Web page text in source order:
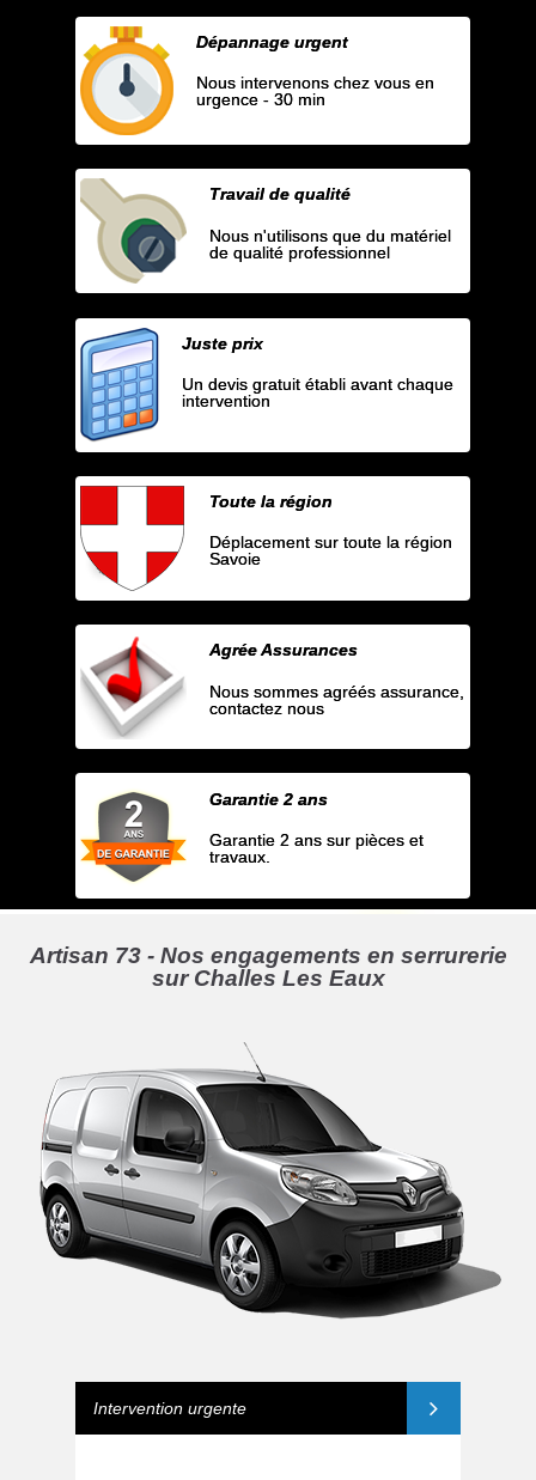
Dépannage urgent
Nous intervenons chez vous en
urgence - 30 min
Travail de qualité
Nous n'utilisons que du matériel
de qualité professionnel
Juste prix
Un devis gratuit établi avant chaque
intervention
Toute la région
Déplacement sur toute la région
Savoie
Agrée Assurances
Nous sommes agréés assurance,
contactez nous
Garantie 2 ans
Garantie 2 ans sur pièces et
travaux.
Artisan 73 - Nos engagements en serrurerie
sur Challes Les Eaux
Intervention urgente